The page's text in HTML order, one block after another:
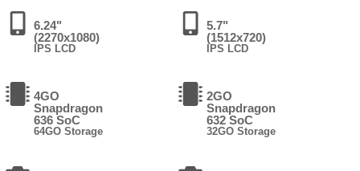
6.24"
(2270x1080)
IPS LCD
4GO
Snapdragon
636 SoC
64GO Storage
5.7"
(1512x720)
IPS LCD
2GO
Snapdragon
632 SoC
32GO Storage